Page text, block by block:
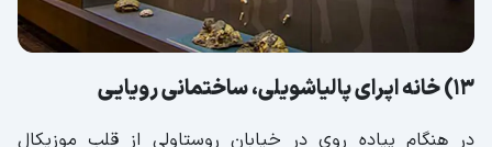
13) خانه اپرای پالیاشویلی، ساختمانی رویایی
در هنگام پیاده روی در خیابان روستاولی از قلب موزیکال